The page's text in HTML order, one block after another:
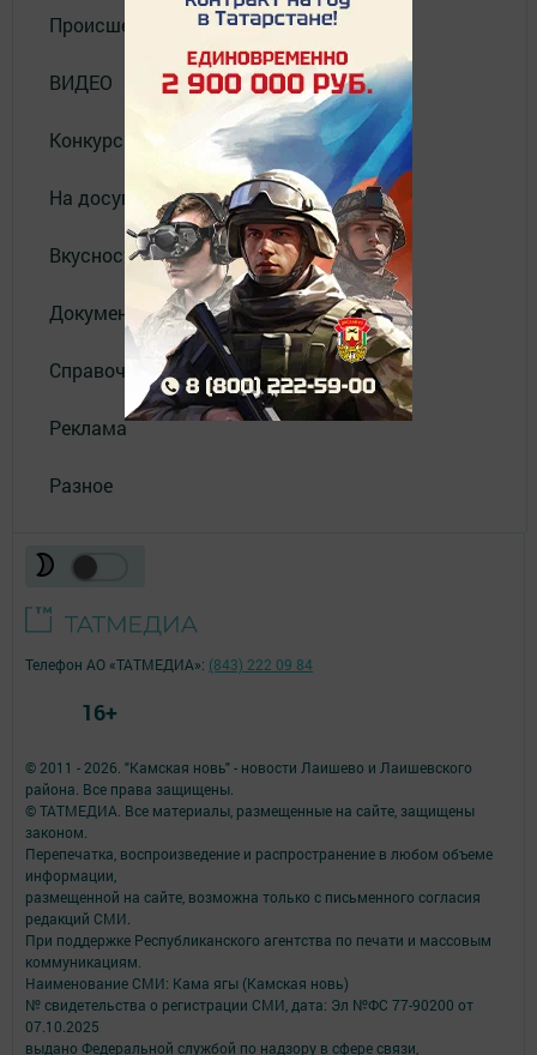
Происшествия
ВИДЕО
Конкурсы
На досуге
Вкусности
Документы
Справочник
Реклама
Разное
© 2011 - 2026. "Камская новь" - новости Лаишево и Лаишевского
района. Все права защищены.
© ТАТМЕДИА. Все материалы, размещенные на сайте, защищены
законом.
Перепечатка, воспроизведение и распространение в любом объеме
информации,
размещенной на сайте, возможна только с письменного согласия
редакций СМИ.
При поддержке Республиканского агентства по печати и массовым
коммуникациям.
Наименование СМИ: Кама ягы (Камская новь)
№ свидетельства о регистрации СМИ, дата: Эл №ФC 77-90200 от
07.10.2025
выдано Федеральной службой по надзору в сфере связи,
Телефон АО «ТАТМЕДИА»: (843) 222 09 84
16+